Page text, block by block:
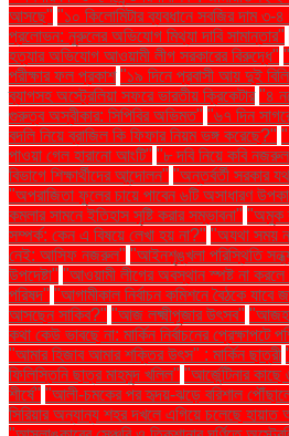
আসছে" "১০ কিলোমিটার ব্যবধানে সবজির দাম ৩-
প্রলোভন: নুরুলের অভিযোগ মিথ্যা দাবি সামান্তার"
হত্যার অভিযোগ আওয়ামী লীগ সরকারের বিরুদ্ধে"
পরীক্ষার ফল প্রকাশ "১৯ দিনে প্রবাসী আয় দুই
ব্যাগসহ অস্ট্রেলিয়া সফরে ভারতীয় ক্রিকেটার "৪
গুরুত্ব অস্বীকার: সিপিবির অভিমত" "৬৭ দিন
বদলি নিয়ে ব্রাজিল কি ফিফার নিয়ম ভঙ্গ করেছে?"
পাওয়া গেল হারানো আংটি" "৮ দবি নিয়ে কবি নজরুল
বিভাগে শিক্ষার্থীদের আন্দোলন" "অন্তর্বর্তী সরকার
"অপরাজিতা ফুলের চায়ে পাবেন ৬টি অসাধারণ
কমলার সামনে ইতিহাস সৃষ্টি করার সম্ভাবনা" "অমুক
সম্পর্ক: কেন এ বিষয়ে লেখা হয় না?" "অযথা সময়
নেই: আসিফ নজরুল" "আইনশৃঙ্খলা পরিস্থিতি
উপদেষ্টা" "আওয়ামী লীগের অবস্থান স্পষ্ট না
পরিষদ" "আগামীকাল নির্বাচন কমিশনে বৈঠকে যাবে
আসছেন সাকিব?" "আজ লক্ষ্মীপূজার উৎসব"
কথা কেউ ভাবছে না: মার্কিন নির্বাচনের প্রেক্ষাপটে
"আমার হিজাব আমার শক্তির উৎস" : মার্কিন ছাত্রী
ফিলিস্তিনি ছাত্র মাহমুদ খলিল" "আর্জেন্টিনার
শীর্ষে" "আলী-চমকের পর হৃদয়-ঝড়ে বরিশাল
সিরিয়ার অন্যান্য শহর দখলে এগিয়ে চলেছে হায়াত